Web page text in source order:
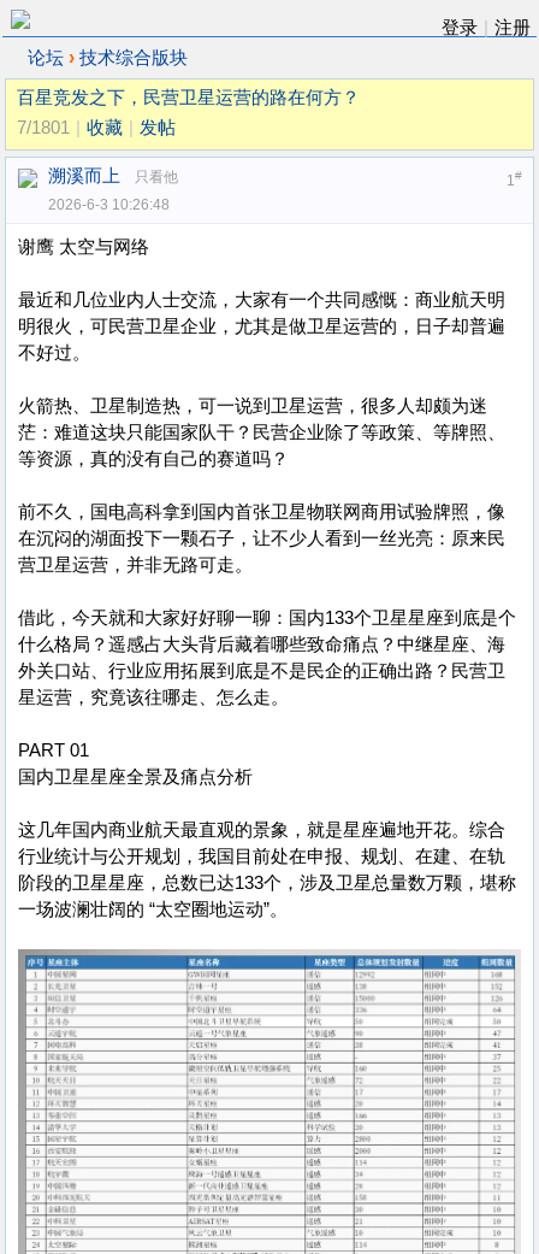
登录
注册
论坛 › 技术综合版块
百星竞发之下，民营卫星运营的路在何方？
7/1801
收藏 发帖
1#
溯溪而上
只看他
2026-6-3 10:26:48
谢鹰 太空与网络
最近和几位业内人士交流，大家有一个共同感慨：商业航天明
明很火，可民营卫星企业，尤其是做卫星运营的，日子却普遍
不好过。
火箭热、卫星制造热，可一说到卫星运营，很多人却颇为迷
茫：难道这块只能国家队干？民营企业除了等政策、等牌照、
等资源，真的没有自己的赛道吗？
前不久，国电高科拿到国内首张卫星物联网商用试验牌照，像
在沉闷的湖面投下一颗石子，让不少人看到一丝光亮：原来民
营卫星运营，并非无路可走。
借此，今天就和大家好好聊一聊：国内133个卫星星座到底是个
什么格局？遥感占大头背后藏着哪些致命痛点？中继星座、海
外关口站、行业应用拓展到底是不是民企的正确出路？民营卫
星运营，究竟该往哪走、怎么走。
PART 01
国内卫星星座全景及痛点分析
这几年国内商业航天最直观的景象，就是星座遍地开花。综合
行业统计与公开规划，我国目前处在申报、规划、在建、在轨
阶段的卫星星座，总数已达133个，涉及卫星总量数万颗，堪称
一场波澜壮阔的 “太空圈地运动”。